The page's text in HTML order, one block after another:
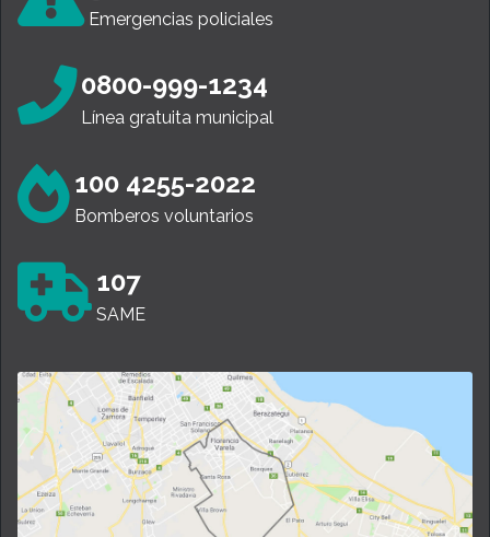
Emergencias policiales
0800-999-1234
Línea gratuita municipal
100 4255-2022
Bomberos voluntarios
107
SAME